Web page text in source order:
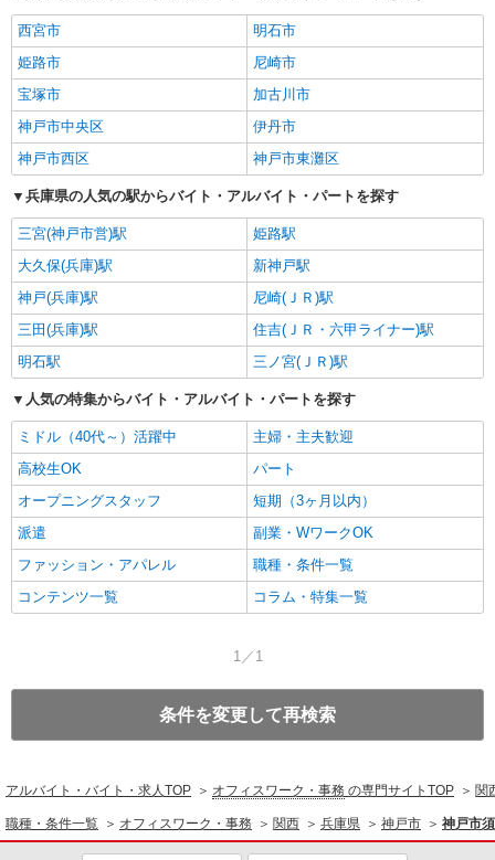
西宮市
明石市
姫路市
尼崎市
宝塚市
加古川市
神戸市中央区
伊丹市
神戸市西区
神戸市東灘区
兵庫県の人気の駅からバイト・アルバイト・パートを探す
三宮(神戸市営)駅
姫路駅
大久保(兵庫)駅
新神戸駅
神戸(兵庫)駅
尼崎(ＪＲ)駅
三田(兵庫)駅
住吉(ＪＲ・六甲ライナー)駅
明石駅
三ノ宮(ＪＲ)駅
人気の特集からバイト・アルバイト・パートを探す
ミドル（40代～）活躍中
主婦・主夫歓迎
高校生OK
パート
オープニングスタッフ
短期（3ヶ月以内）
派遣
副業・WワークOK
ファッション・アパレル
職種・条件一覧
コンテンツ一覧
コラム・特集一覧
1／1
条件を変更して再検索
アルバイト・バイト・求人TOP オフィスワーク・事務 の専門サイトTOP 関
職種・条件一覧 オフィスワーク・事務 関西 兵庫県 神戸市 神戸市